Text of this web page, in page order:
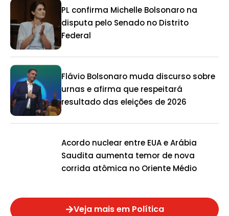
PL confirma Michelle Bolsonaro na
disputa pelo Senado no Distrito
Federal
Flávio Bolsonaro muda discurso sobre
urnas e afirma que respeitará
resultado das eleições de 2026
Acordo nuclear entre EUA e Arábia
Saudita aumenta temor de nova
corrida atômica no Oriente Médio
Veja mais em Política